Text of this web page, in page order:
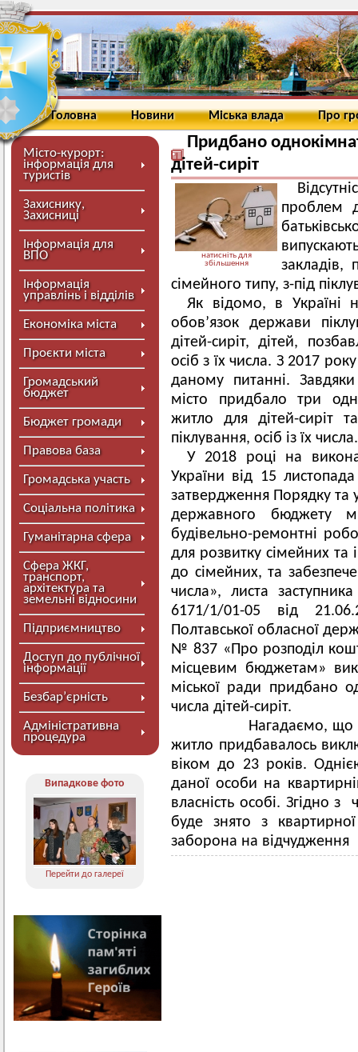
Головна Новини Міська влада Про
Місто-курорт:
інформація для
туристів
Захиснику,
Захисниці
Інформація для
ВПО
Інформація
управлінь і відділів
Економіка міста
Проєкти міста
Громадський
бюджет
Бюджет громади
Правова база
Громадська участь
Соціальна політика
Гуманітарна сфера
Сфера ЖКГ,
транспорт,
архітектура та
земельні відносини
Підприємництво
Доступ до публічної
інформації
Безбар’єрність
Адміністративна
процедура
Випадкове фото
Перейти до галереї
Придбано
дітей-сиріт
натисніть для
збільшення
проблем
закладів,
сімейного типу, з-під
Як відомо, в Україні
обов’язок держави
дітей-сиріт, дітей,
осіб з їх числа. З 2017
даному питанні.
місто придбало три
житло для дітей-сиріт
піклування, осіб із їх числа.
У 2018 році на
України від 15
затвердження Порядку та
державного бюджету
будівельно-ремонтні
для розвитку сімейних
до сімейних, та
числа», листа
6171/1/01-05 від
Полтавської обласної
№ 837 «Про розподіл
місцевим бюджетам»
міської ради придбано
числа дітей-сиріт.
Нагадаємо, що
житло придбавалось
віком до 23 років.
даної особи на
власність особі. Згідно
буде знято з
заборона на відчудження